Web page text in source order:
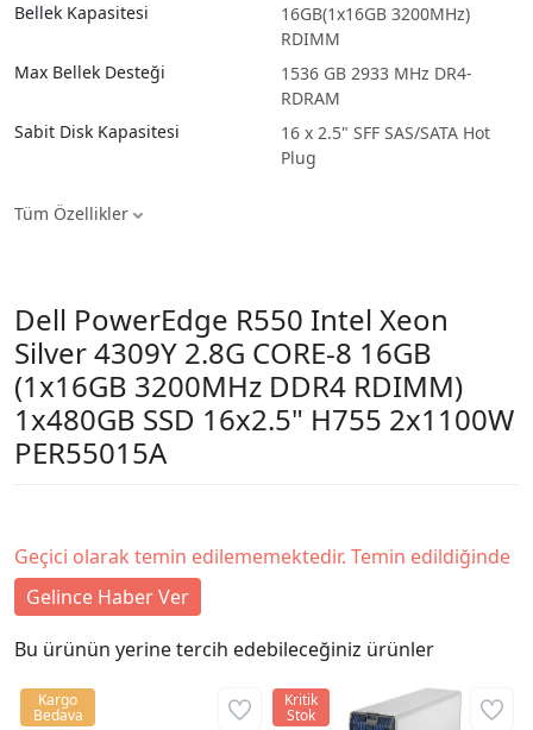
Bellek Kapasitesi
16GB(1x16GB 3200MHz)
RDIMM
Max Bellek Desteği
1536 GB 2933 MHz DR4-
RDRAM
Sabit Disk Kapasitesi
16 x 2.5" SFF SAS/SATA Hot
Plug
Tüm Özellikler
Dell PowerEdge R550 Intel Xeon
Silver 4309Y 2.8G CORE-8 16GB
(1x16GB 3200MHz DDR4 RDIMM)
1x480GB SSD 16x2.5" H755 2x1100W
PER55015A
Geçici olarak temin edilememektedir. Temin edildiğinde
Gelince Haber Ver
Bu ürünün yerine tercih edebileceğiniz ürünler
Kargo
Bedava
Kritik
Stok